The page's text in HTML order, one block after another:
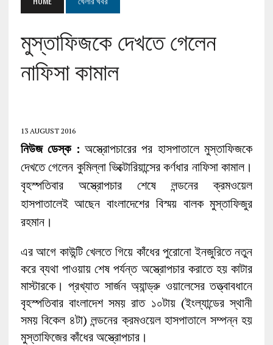
মুস্তাফিজকে দেখতে গেলেন
নাফিসা কামাল
13 AUGUST 2016
নিউজ ডেস্ক : অস্ত্রোপচারের পর হাসপাতালে মুস্তাফিজকে
দেখতে গেলেন কুমিল্লা ভিক্টোরিয়ান্সের কর্ণধার নাফিসা কামাল।
বৃহস্পতিবার অস্ত্রোপচার শেষে লন্ডনের ক্রমওয়েল
হাসপাতালেই আছেন বাংলাদেশের বিস্ময় বালক মুস্তাফিজুর
রহমান।
এর আগে কাউন্টি খেলতে গিয়ে কাঁধের পুরোনো ইনজুরিতে নতুন
করে ব্যথা পাওয়ায় শেষ পর্যন্ত অস্ত্রোপচার করাতে হয় কাটার
মাস্টারকে। প্রখ্যাত সার্জন অ্যান্ড্রু ওয়ালেসের তত্ত্বাবধানে
বৃহস্পতিবার বাংলাদেশ সময় রাত ১০টায় (ইংল্যান্ডের স্থানী
সময় বিকেল ৪টা) লন্ডনের ক্রমওয়েল হাসপাতালে সম্পন্ন হয়
মুস্তাফিজের কাঁধের অস্ত্রোপচার।